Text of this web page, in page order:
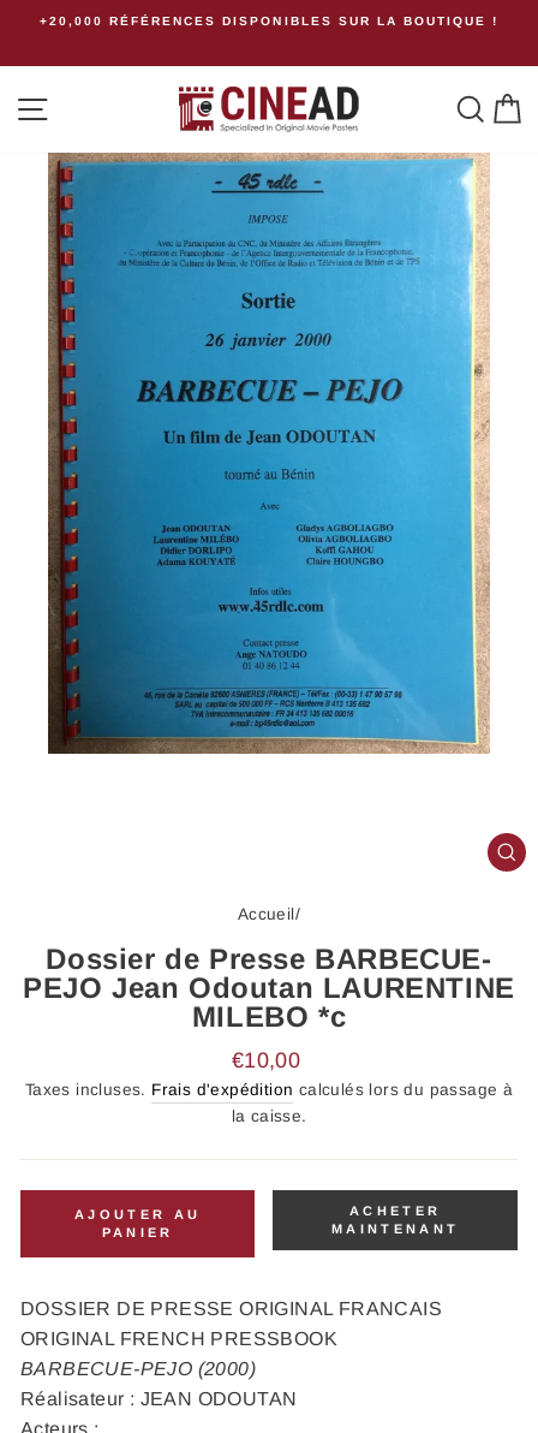
Passer+20,000 RÉFÉRENCES DISPONIBLES SUR LA BOUTIQUE !
Accueil/
Dossier de Presse BARBECUE-
PEJO Jean Odoutan LAURENTINE
MILEBO *c
Prix
régulier
€10,00
Taxes incluses. Frais d'expédition calculés lors du passage à
la caisse.
AJOUTER AU
PANIER
ACHETER
MAINTENANT
DOSSIER DE PRESSE ORIGINAL FRANCAIS
ORIGINAL FRENCH PRESSBOOK
BARBECUE-PEJO (2000)
Réalisateur : JEAN ODOUTAN